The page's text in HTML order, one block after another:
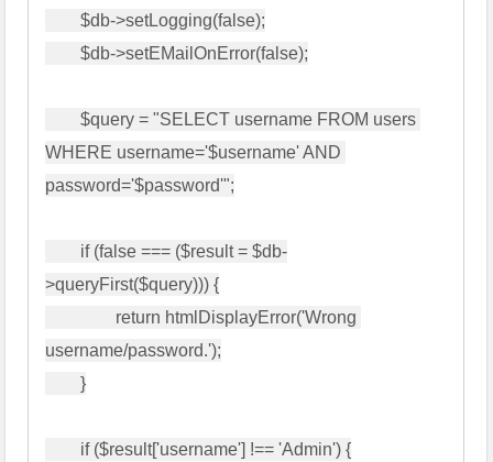
        $db->setLogging(false);
        $db->setEMailOnError(false);
        $query = "SELECT username FROM users
WHERE username='$username' AND
password='$password'";
>queryFirst($query))) {
username/password.');
        }